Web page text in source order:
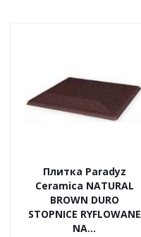
Плитка Paradyz
Ceramica NATURAL
BROWN DURO
STOPNICE RYFLOWANE
NA...